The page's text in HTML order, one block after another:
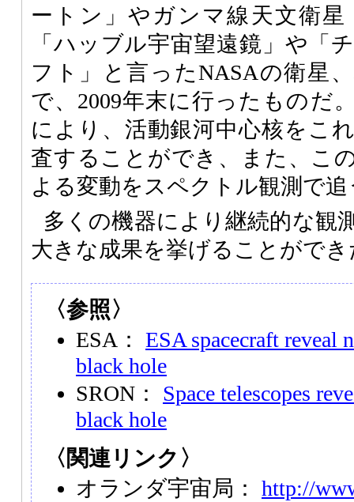
ートン」やガンマ線天文衛
「ハッブル宇宙望遠鏡」や「
フト」と言ったNASAの衛星
で、2009年末に行ったものだ
により、活動銀河中心核をこ
査することができ、また、こ
よる変動をスペクトル観測で
多くの機器により継続的な観
大きな成果を挙げることがで
〈参照〉
ESA： ESA spacecraft reveal
black hole
SRON： Space telescopes
black hole
〈関連リンク〉
オランダ宇宙局： http://